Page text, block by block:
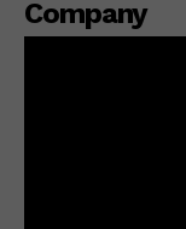
Company